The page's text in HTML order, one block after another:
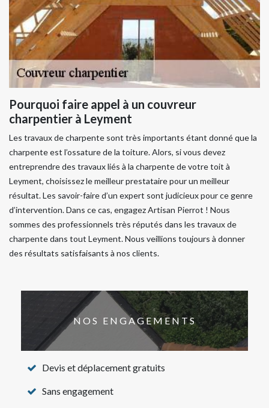
Pourquoi faire appel à un couvreur
charpentier à Leyment
Les travaux de charpente sont très importants étant donné que la
charpente est l’ossature de la toiture. Alors, si vous devez
entreprendre des travaux liés à la charpente de votre toit à
Leyment, choisissez le meilleur prestataire pour un meilleur
résultat. Les savoir-faire d’un expert sont judicieux pour ce genre
d’intervention. Dans ce cas, engagez Artisan Pierrot ! Nous
sommes des professionnels très réputés dans les travaux de
charpente dans tout Leyment. Nous veillions toujours à donner
des résultats satisfaisants à nos clients.
NOS ENGAGEMENTS
Devis et déplacement gratuits
Sans engagement